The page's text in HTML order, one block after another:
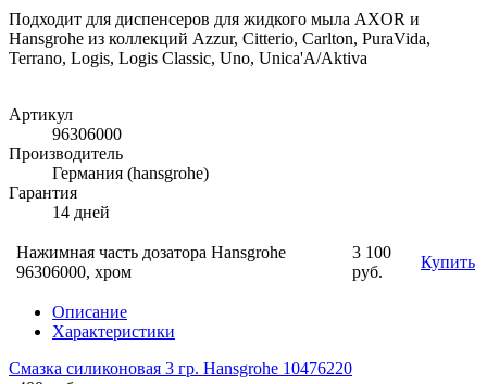
Подходит для диспенсеров для жидкого мыла AXOR и
Hansgrohe из коллекций Azzur, Citterio, Carlton, PuraVida,
Terrano, Logis, Logis Classic, Uno, Unica'A/Aktiva
Артикул
96306000
Производитель
Германия (hansgrohe)
Гарантия
14 дней
Нажимная часть дозатора Hansgrohe
96306000, хром
3 100
руб.
Купить
Описание
Характеристики
Смазка силиконовая 3 гр. Hansgrohe 10476220